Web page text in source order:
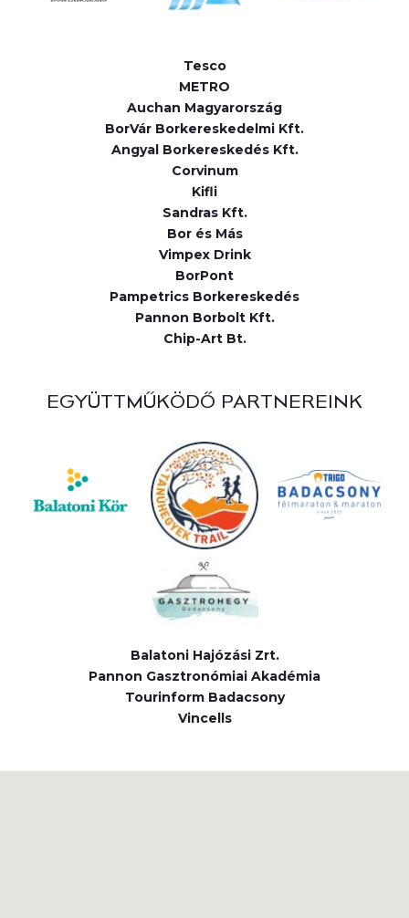
Tesco
METRO
Auchan Magyarország
BorVár Borkereskedelmi Kft.
Angyal Borkereskedés Kft.
Corvinum
Kifli
Sandras Kft.
Bor és Más
Vimpex Drink
BorPont
Pampetrics Borkereskedés
Pannon Borbolt Kft.
Chip-Art Bt.
EGYÜTTMŰKÖDŐ PARTNEREINK
Balatoni Hajózási Zrt.
Pannon Gasztronómiai Akadémia
Tourinform Badacsony
Vincells